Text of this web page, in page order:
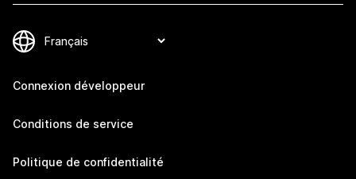
Connexion développeur
Conditions de service
Politique de confidentialité